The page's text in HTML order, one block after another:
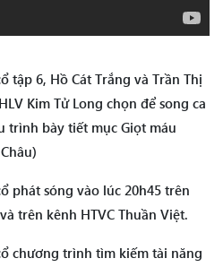
tập 6, Hồ Cát Trắng và Trần Thị
Kim Tử Long chọn để song ca
trình bày tiết mục Giọt máu
phát sóng vào lúc 20h45 trên
trên kênh HTVC Thuần Việt.
chương trình tìm kiếm tài năng